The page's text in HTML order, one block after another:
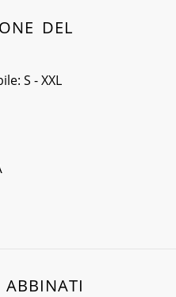
DEL
S - XXL
ABBINATI